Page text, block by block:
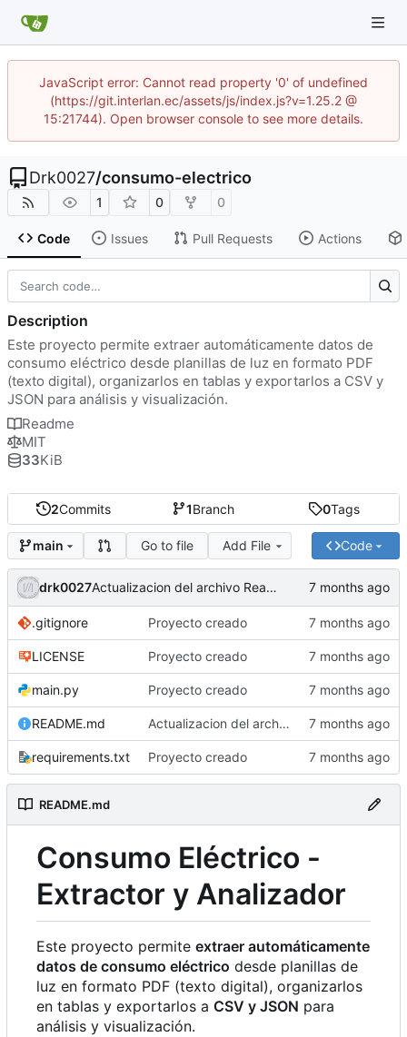
JavaScript error: Cannot read property '0' of undefined
(https://git.interlan.ec/assets/js/index.js?v=1.25.2 @
15:21744). Open browser console to see more details.
Drk0027/consumo-electrico
1 0 0
Code Issues Pull Requests Actions
2Commits 1Branch 0Tags
main Go to file Add File Code
drk0027 Actualizacion del archivo Readme
.gitignore Proyecto creado
LICENSE Proyecto creado
main.py Proyecto creado
README.md Actualizacion del archivo Readme
requirements.txt Proyecto creado
README.md
Consumo Eléctrico -
Extractor y Analizador
Este proyecto permite extraer automáticamente
datos de consumo eléctrico desde planillas de
luz en formato PDF (texto digital), organizarlos
en tablas y exportarlos a CSV y JSON para
análisis y visualización.
Description
Este proyecto permite extraer automáticamente datos de
consumo eléctrico desde planillas de luz en formato PDF
(texto digital), organizarlos en tablas y exportarlos a CSV y
JSON para análisis y visualización.
Readme
MIT
33KiB